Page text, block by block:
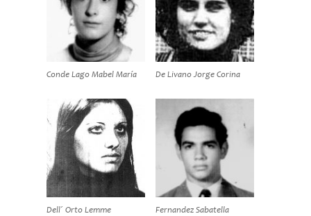
Conde Lago Mabel María De Livano Jorge Corina
Dell´ Orto Lemme
Fernandez Sabatella